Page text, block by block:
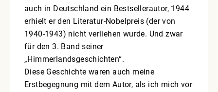
auch in Deutschland ein Bestsellerautor, 1944
erhielt er den Literatur-Nobelpreis (der von
1940-1943) nicht verliehen wurde. Und zwar
für den 3. Band seiner
„Himmerlandsgeschichten“.
Diese Geschichte waren auch meine
Erstbegegnung mit dem Autor, als ich mich vor